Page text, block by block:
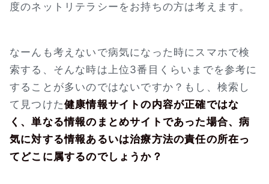
度のネットリテラシーをお持ちの方は考えます。
なーんも考えないで病気になった時にスマホで検
索する、そんな時は上位3番目くらいまでを参考に
することが多いのではないですか？もし、検索し
て見つけた健康情報サイトの内容が正確ではな
く、単なる情報のまとめサイトであった場合、病
気に対する情報あるいは治療方法の責任の所在っ
てどこに属するのでしょうか？